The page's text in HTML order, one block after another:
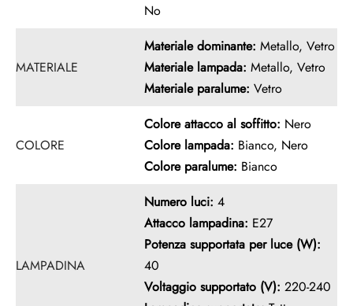
No
MATERIALE
Materiale dominante: Metallo, Vetro
Materiale lampada: Metallo, Vetro
Materiale paralume: Vetro
COLORE
Colore attacco al soffitto: Nero
Colore lampada: Bianco, Nero
Colore paralume: Bianco
LAMPADINA
Numero luci: 4
Attacco lampadina: E27
Potenza supportata per luce (W):
40
Voltaggio supportato (V): 220-240